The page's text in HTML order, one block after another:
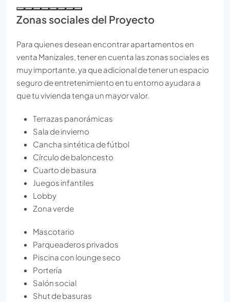
Zonas sociales del Proyecto
Para quienes desean encontrar apartamentos en
venta Manizales, tener en cuenta las zonas sociales es
muy importante, ya que adicional de tener un espacio
seguro de entretenimiento en tu entorno ayudara a
que tu vivienda tenga un mayor valor.
Terrazas panorámicas
Sala de invierno
Cancha sintética de fútbol
Círculo de baloncesto
Cuarto de basura
Juegos infantiles
Lobby
Zona verde
Mascotario
Parqueaderos privados
Piscina con lounge seco
Portería
Salón social
Shut de basuras